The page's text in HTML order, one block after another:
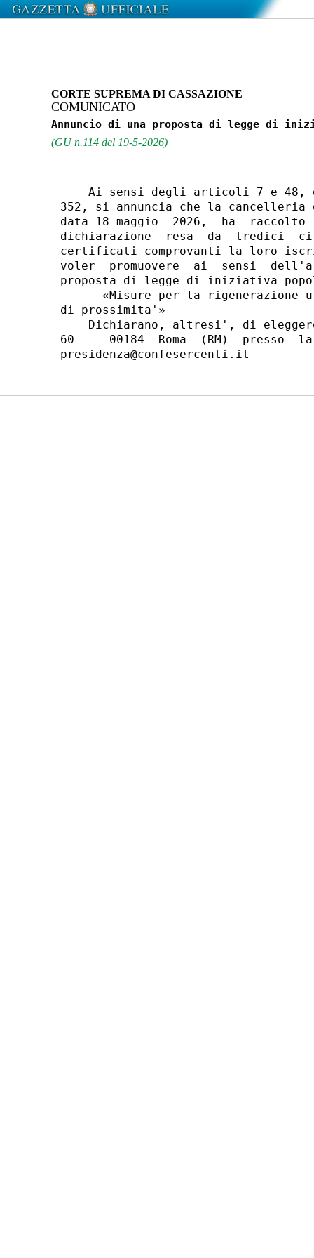
CORTE SUPREMA DI CASSAZIONE
COMUNICATO
(GU n.114 del 19-5-2026)
Ai sensi degli articoli 7 e 48,
352, si annuncia che la
data 18 maggio  2026,  ha
dichiarazione  resa  da  tredici
certificati comprovanti la loro
voler  promuovere  ai  sensi
proposta di legge di iniziativa
«Misure per la rigenerazione
di prossimita'»
Dichiarano, altresi', di
60  -  00184  Roma  (RM)  presso